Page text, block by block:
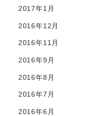
2017年1月
2016年12月
2016年11月
2016年9月
2016年8月
2016年7月
2016年6月